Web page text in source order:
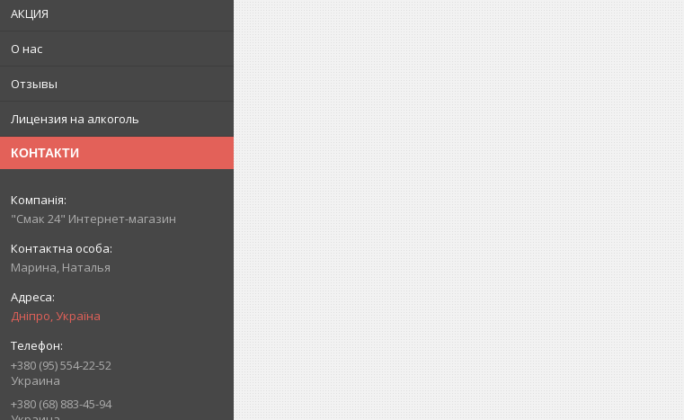
АКЦИЯ
О нас
Отзывы
Лицензия на алкоголь
КОНТАКТИ
"Смак 24" Интернет-магазин
Марина, Наталья
Дніпро, Україна
+380 (95) 554-22-52
Украина
+380 (68) 883-45-94